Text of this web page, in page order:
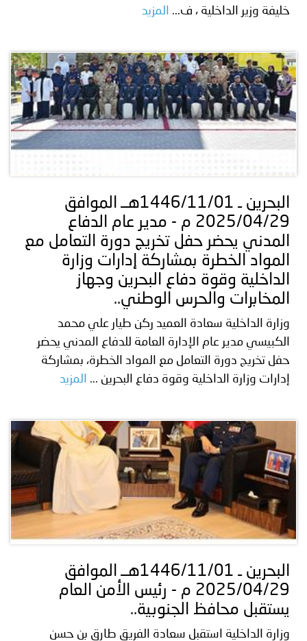
خليفة وزير الداخلية ، ف... المزيد
البحرين ـ 1446/11/01هــ الموافق
2025/04/29 م - مدير عام الدفاع
المدني يحضر حفل تخريج دورة التعامل مع
المواد الخطرة بمشاركة إدارات وزارة
الداخلية وقوة دفاع البحرين وجهاز
المخابرات والحرس الوطني..
وزارة الداخلية سعادة العميد ركن طيار علي محمد
الكبيسي مدير عام الإدارة العامة للدفاع المدني يحضر
حفل تخريج دورة التعامل مع المواد الخطرة، بمشاركة
إدارات وزارة الداخلية وقوة دفاع البحرين ...
المزيد
البحرين ـ 1446/11/01هــ الموافق
2025/04/29 م - رئيس الأمن العام
يستقبل محافظ الجنوبية..
وزارة الداخلية استقبل سعادة الفريق طارق بن حسن